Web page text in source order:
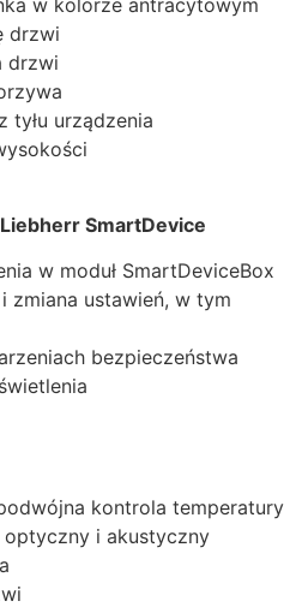
w kolorze antracytowym
drzwi
drzwi
tyłu urządzenia
SmartDevice
w moduł SmartDeviceBox
zmiana ustawień, w tym
bezpieczeństwa
kontrola temperatury
optyczny i akustyczny